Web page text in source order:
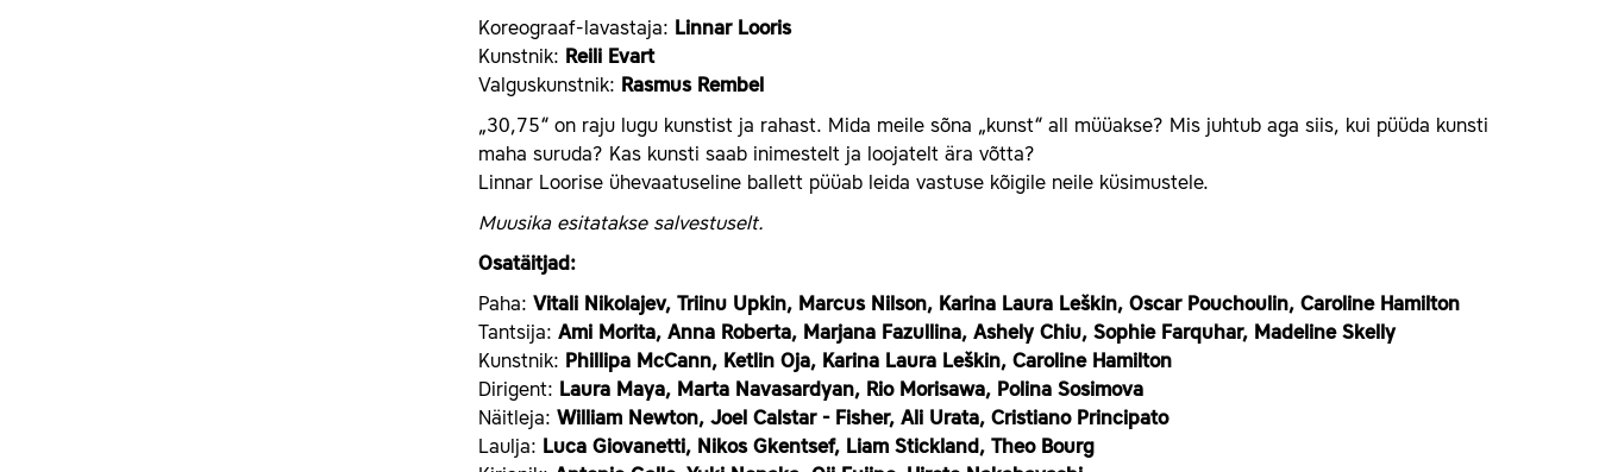
Koreograaf-lavastaja: Linnar Looris
Kunstnik: Reili Evart
Valguskunstnik: Rasmus Rembel
„30,75“ on raju lugu kunstist ja rahast. Mida meile sõna „kunst“ all müüakse? Mis juhtub aga siis, kui püüda kunsti
maha suruda? Kas kunsti saab inimestelt ja loojatelt ära võtta?
Linnar Loorise ühevaatuseline ballett püüab leida vastuse kõigile neile küsimustele.
Muusika esitatakse salvestuselt.
Osatäitjad:
Paha: Vitali Nikolajev, Triinu Upkin, Marcus Nilson, Karina Laura Leškin, Oscar Pouchoulin, Caroline Hamilton
Tantsija: Ami Morita, Anna Roberta, Marjana Fazullina, Ashely Chiu, Sophie Farquhar, Madeline Skelly
Kunstnik: Phillipa McCann, Ketlin Oja, Karina Laura Leškin, Caroline Hamilton
Dirigent: Laura Maya, Marta Navasardyan, Rio Morisawa, Polina Sosimova
Näitleja: William Newton, Joel Calstar - Fisher, Ali Urata, Cristiano Principato
Laulja: Luca Giovanetti, Nikos Gkentsef, Liam Stickland, Theo Bourg